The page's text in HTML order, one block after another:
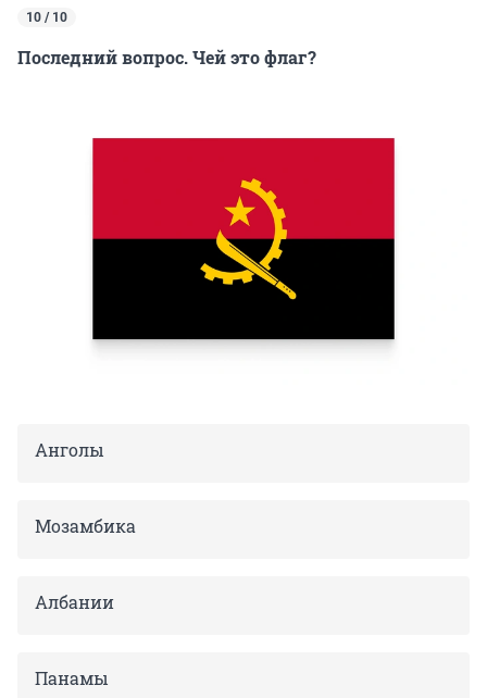
10 / 10
Последний вопрос. Чей это флаг?
Анголы
Мозамбика
Албании
Панамы